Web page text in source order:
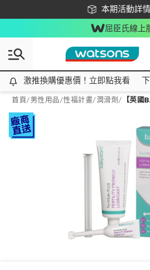
本期活動詳
下載app最高
屈臣氏線上
激推換購優惠價！立即點我看
激推換購優惠價！立即點我看
首頁/ 男性用品/性福計畫/潤滑劑 / 【英國